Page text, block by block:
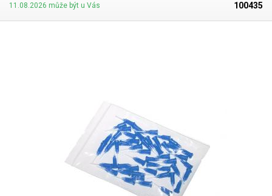
11.08.2026 může být u Vás
100435